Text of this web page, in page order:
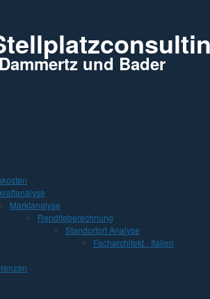
Dammertz und Bader
Marktanalyse
Renditeberechnung
Standortort Analyse
Facharchitekt - Italien